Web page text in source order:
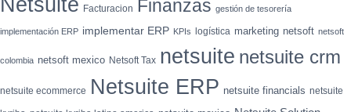
Facturacion Finanzas gestión de tesorería
implementación ERP implementar ERP KPIs logística marketing netsoft netsoft
colombia netsoft mexico Netsoft Tax netsuite netsuite crm
netsuite ecommerce Netsuite ERP netsuite financials netsuite